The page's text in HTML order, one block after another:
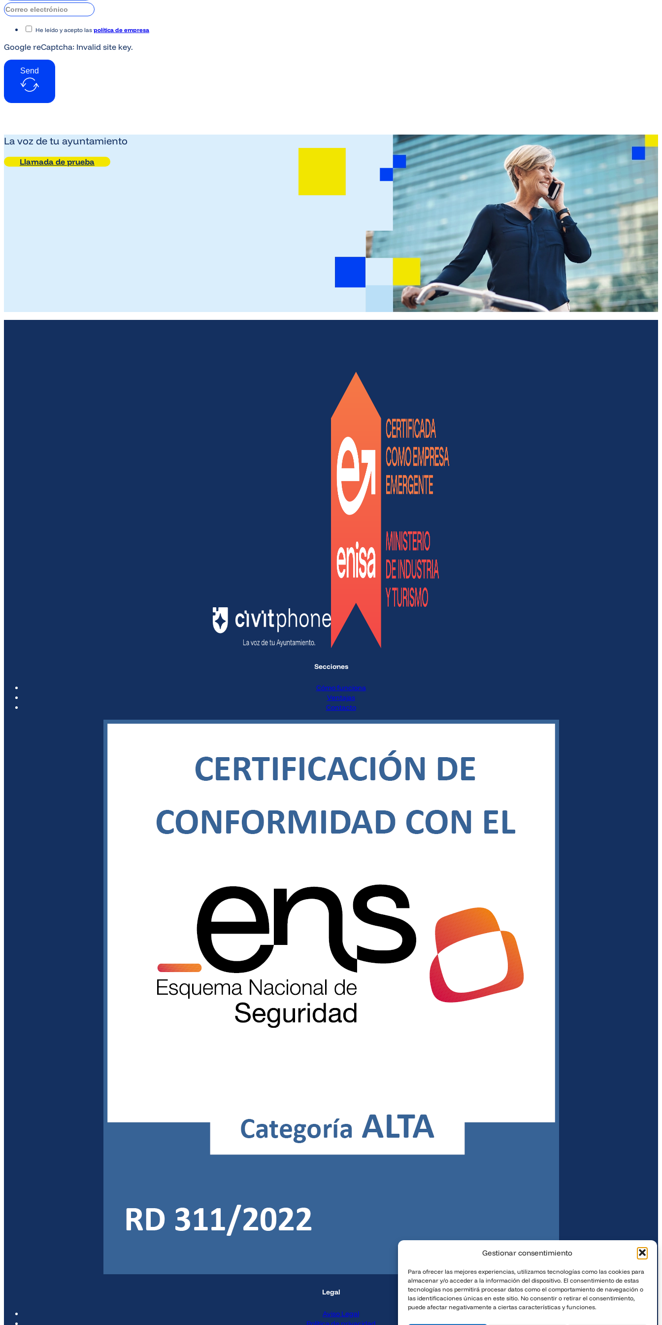
Gestionar consentimiento
Para ofrecer las mejores experiencias, utilizamos tecnologías como las cookies para
almacenar y/o acceder a la información del dispositivo. El consentimiento de estas
tecnologías nos permitirá procesar datos como el comportamiento de navegación o
las identificaciones únicas en este sitio. No consentir o retirar el consentimiento,
puede afectar negativamente a ciertas características y funciones.
He leído y acepto las política de empresa
Google reCaptcha: Invalid site key.
Send
La voz de tu ayuntamiento
Llamada de prueba
Secciones
Cómo funciona
Ventajas
Contacto
Legal
Aviso Legal